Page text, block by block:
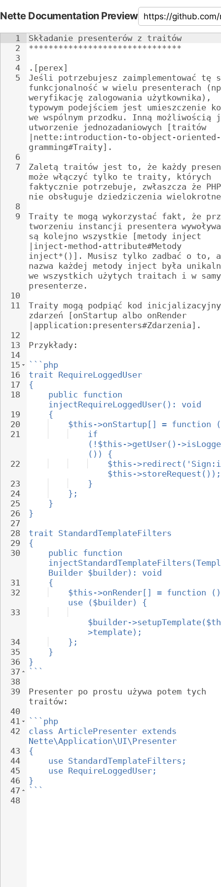
Nette Documentation Preview
1
2
3
4
5
6
7
8
9
10
11
12
13
14
15
16
17
18
19
20
21
22
23
24
25
26
27
28
29
30
31
32
33
34
35
36
37
38
39
40
41
42
43
44
45
46
47
48
Składanie presenterów z traitów
*******************************
.[perex]
Jeśli potrzebujesz zaimplementować tę
funkcjonalność w wielu presenterach
weryfikację zalogowania użytkownika),
typowym podejściem jest umieszczenie
we wspólnym przodku. Inną
utworzenie jednozadaniowych [traitów
|nette:introduction-to-object-
gramming#Traity].
Zaletą traitów jest to, że każdy
może włączyć tylko te traity, których
faktycznie potrzebuje, zwłaszcza że
nie obsługuje dziedziczenia
Traity te mogą wykorzystać fakt, że
tworzeniu instancji presentera
są kolejno wszystkie [metody inject
|inject-method-attribute#Metody
inject*()]. Musisz tylko zadbać o to,
nazwa każdej metody inject była
we wszystkich użytych traitach i w
presenterze.
Traity mogą podpiąć kod
zdarzeń [onStartup albo onRender
|application:presenters#Zdarzenia].
Przykłady:
```php
trait RequireLoggedUser
{
public function
injectRequireLoggedUser(): void
{
$this->onStartup[] = function
if
(!$this->getUser()-
()) {
$this-
$this->storeRequest());
}
};
}
}
trait StandardTemplateFilters
{
public function
Builder $builder): void
{
$this->onRender[] = function
use ($builder) {
$builder-
>template);
};
}
}
```
Presenter po prostu używa potem tych
traitów:
```php
class ArticlePresenter extends
Nette\Application\UI\Presenter
{
use StandardTemplateFilters;
use RequireLoggedUser;
}
```